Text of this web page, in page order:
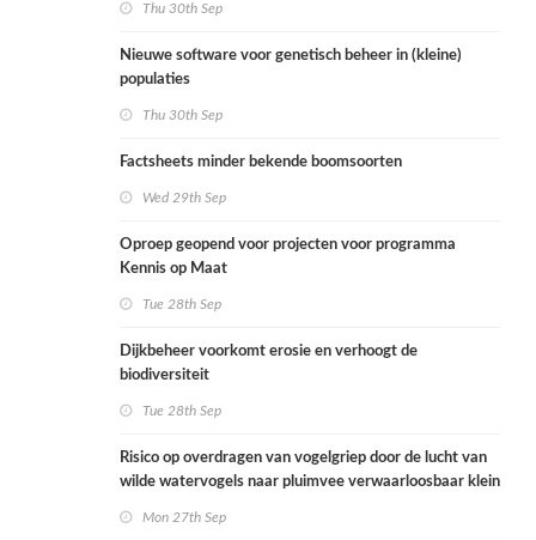
Thu 30th Sep
Nieuwe software voor genetisch beheer in (kleine)
populaties
Thu 30th Sep
Factsheets minder bekende boomsoorten
Wed 29th Sep
Oproep geopend voor projecten voor programma
Kennis op Maat
Tue 28th Sep
Dijkbeheer voorkomt erosie en verhoogt de
biodiversiteit
Tue 28th Sep
Risico op overdragen van vogelgriep door de lucht van
wilde watervogels naar pluimvee verwaarloosbaar klein
Mon 27th Sep